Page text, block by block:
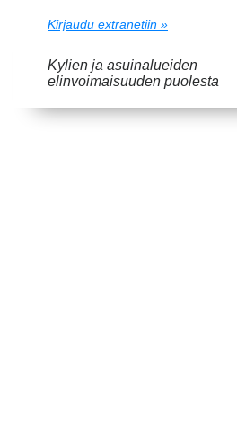
Kirjaudu extranetiin »
Kylien ja asuinalueiden
elinvoimaisuuden puolesta